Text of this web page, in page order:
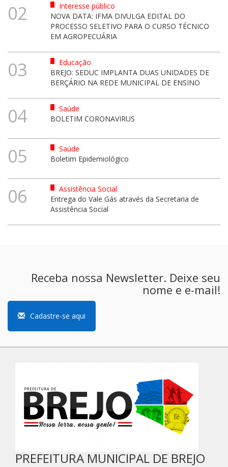
02
Interesse público
NOVA DATA: IFMA DIVULGA EDITAL DO
PROCESSO SELETIVO PARA O CURSO TÉCNICO
EM AGROPECUÁRIA
03
Educação
BREJO: SEDUC IMPLANTA DUAS UNIDADES DE
BERÇÁRIO NA REDE MUNICIPAL DE ENSINO
04
Saúde
BOLETIM CORONAVIRUS
05
Saúde
Boletim Epidemiológico
06
Assistência Social
Entrega do Vale Gás através da Secretaria de
Assistência Social
Receba nossa Newsletter. Deixe seu
nome e e-mail!
Cadastre-se aqui
PREFEITURA MUNICIPAL DE BREJO